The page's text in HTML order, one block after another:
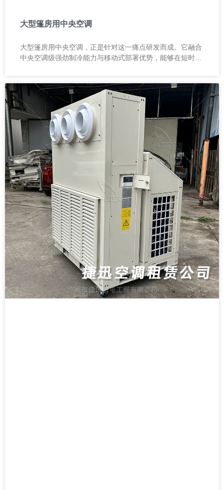
大型篷房用中央空调
大型篷房用中央空调，正是针对这一痛点研发而成。它融合
中央空调级强劲制冷能力与移动式部署优势，能够在短时间